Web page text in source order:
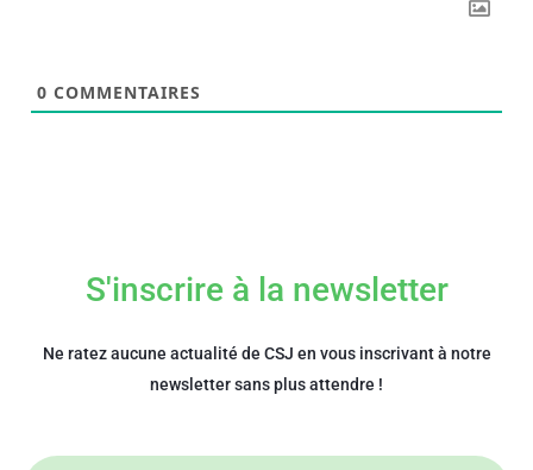
0 COMMENTAIRES
S'inscrire à la newsletter
Ne ratez aucune actualité de CSJ en vous inscrivant à notre
newsletter sans plus attendre !